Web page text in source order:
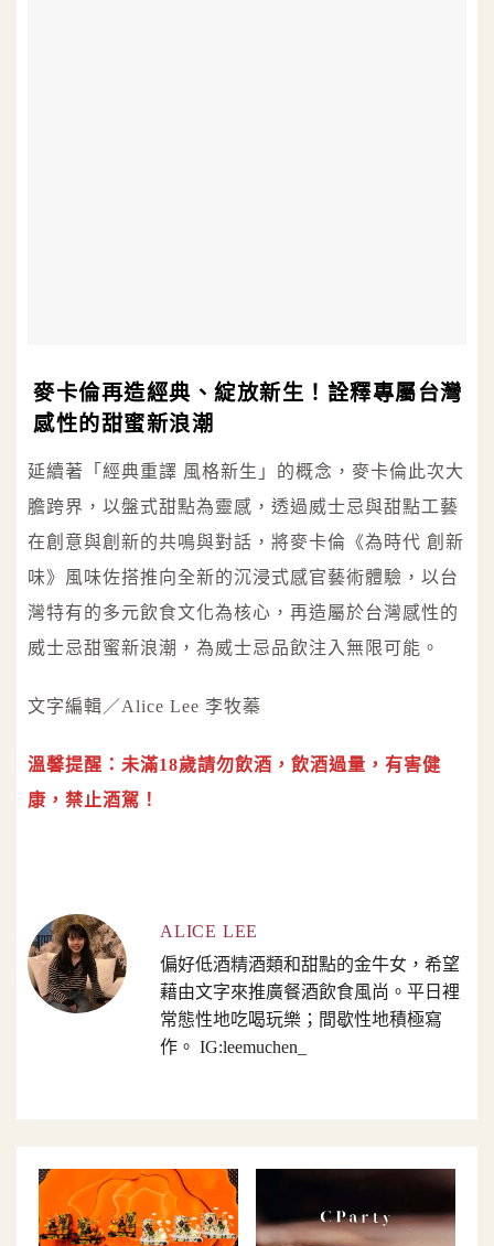
麥卡倫再造經典、綻放新生！詮釋專屬台灣
感性的甜蜜新浪潮
延續著「經典重譯 風格新生」的概念，麥卡倫此次大
膽跨界，以盤式甜點為靈感，透過威士忌與甜點工藝
在創意與創新的共鳴與對話，將麥卡倫《為時代 創新
味》風味佐搭推向全新的沉浸式感官藝術體驗，以台
灣特有的多元飲食文化為核心，再造屬於台灣感性的
威士忌甜蜜新浪潮，為威士忌品飲注入無限可能。
文字編輯／Alice Lee 李牧蓁
溫馨提醒：未滿18歲請勿飲酒，飲酒過量，有害健
康，禁止酒駕！
ALICE LEE
偏好低酒精酒類和甜點的金牛女，希望
藉由文字來推廣餐酒飲食風尚。平日裡
常態性地吃喝玩樂；間歇性地積極寫
作。 IG:leemuchen_